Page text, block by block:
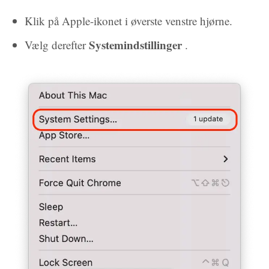
Klik på Apple-ikonet i øverste venstre hjørne.
Vælg derefterSystemindstillinger .